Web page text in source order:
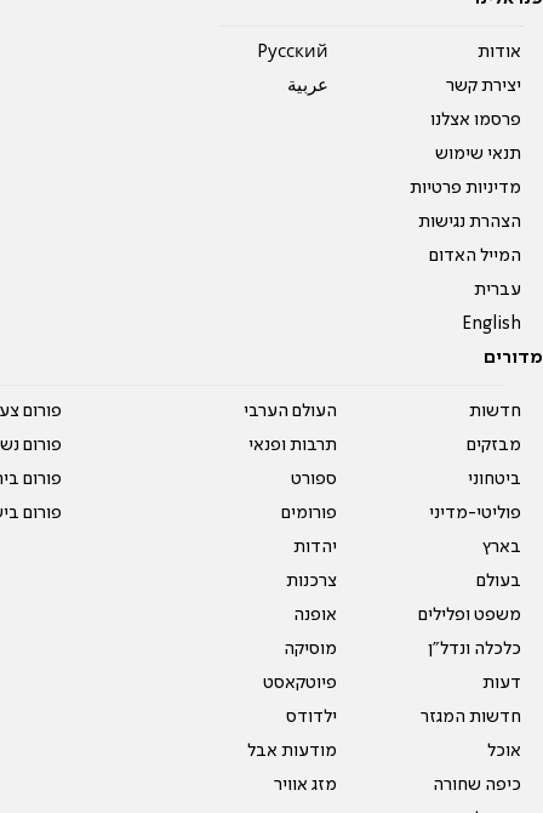
אודות
יצירת קשר
פרסמו אצלנו
תנאי שימוש
מדיניות פרטיות
הצהרת נגישות
המייל האדום
עברית
English
Pусский
عربية
מדורים
חדשות
מבזקים
ביטחוני
פוליטי-מדיני
בארץ
בעולם
משפט ופלילים
כלכלה ונדל"ן
דעות
חדשות המגזר
אוכל
כיפה שחורה
העולם הערבי
תרבות ופנאי
ספורט
פורומים
יהדות
צרכנות
אופנה
מוסיקה
פיוטקאסט
ילדודס
מודעות אבל
מזג אוויר
פורום
פורום
פורום
פורום